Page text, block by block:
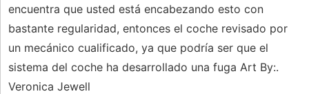
encuentra que usted está encabezando esto con
bastante regularidad, entonces el coche revisado por
un mecánico cualificado, ya que podría ser que el
sistema del coche ha desarrollado una fuga Art By:.
Veronica Jewell